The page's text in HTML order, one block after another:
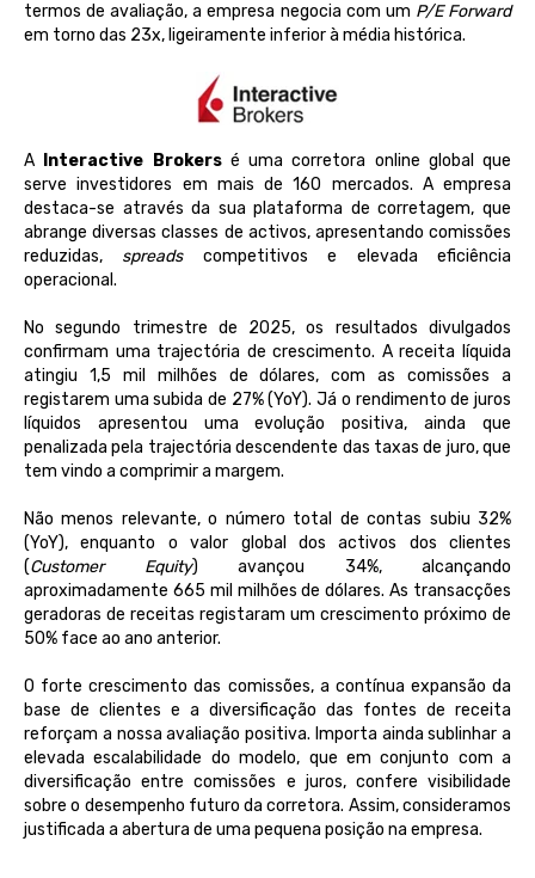
termos de avaliação, a empresa negocia com um P/E Forward
em torno das 23x, ligeiramente inferior à média histórica.
A Interactive Brokers é uma corretora online global que
serve investidores em mais de 160 mercados. A empresa
destaca-se através da sua plataforma de corretagem, que
abrange diversas classes de activos, apresentando comissões
reduzidas, spreadscompetitivos e elevada eficiência
operacional.
No segundo trimestre de 2025, os resultados divulgados
confirmam uma trajectória de crescimento. A receita líquida
atingiu 1,5 mil milhões de dólares, com as comissões a
registarem uma subida de 27% (YoY). Já o rendimento de juros
líquidos apresentou uma evolução positiva, ainda que
penalizada pela trajectória descendente das taxas de juro, que
tem vindo a comprimir a margem.
Não menos relevante, o número total de contas subiu 32%
(YoY), enquanto o valor global dos activos dos clientes
(Customer Equity) avançou 34%, alcançando
aproximadamente 665 mil milhões de dólares. As transacções
geradoras de receitas registaram um crescimento próximo de
50% face ao ano anterior.
O forte crescimento das comissões, a contínua expansão da
base de clientes e a diversificação das fontes de receita
reforçam a nossa avaliação positiva. Importa ainda sublinhar a
elevada escalabilidade do modelo, que em conjunto com a
diversificação entre comissões e juros, confere visibilidade
sobre o desempenho futuro da corretora. Assim, consideramos
justificada a abertura de uma pequena posição na empresa.